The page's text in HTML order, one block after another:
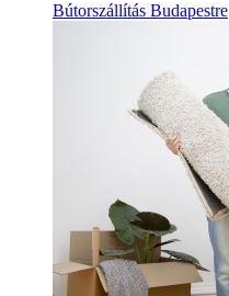
Bútorszállítás Budapestre